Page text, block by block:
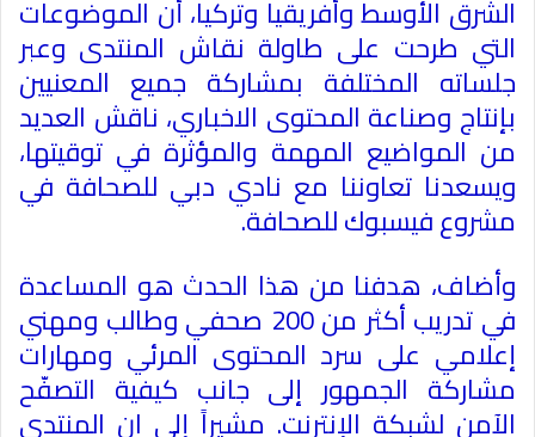
الشرق الأوسط وأفريقيا وتركيا، أن الموضوعات
التي طرحت على طاولة نقاش المنتدى وعبر
جلساته المختلفة بمشاركة جميع المعنيين
بإنتاج وصناعة المحتوى الاخباري، ناقش العديد
من المواضيع المهمة والمؤثرة في توقيتها،
ويسعدنا تعاوننا مع نادي دبي للصحافة في
مشروع فيسبوك للصحافة.
وأضاف، هدفنا من هذا الحدث هو المساعدة
في تدريب أكثر من 200 صحفي وطالب ومهني
إعلامي على سرد المحتوى المرئي ومهارات
مشاركة الجمهور إلى جانب كيفية التصفّح
الآمن لشبكة الإنترنت. مشيراً إلى ان المنتدى